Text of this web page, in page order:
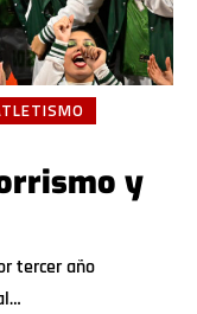
y
tercer año
…